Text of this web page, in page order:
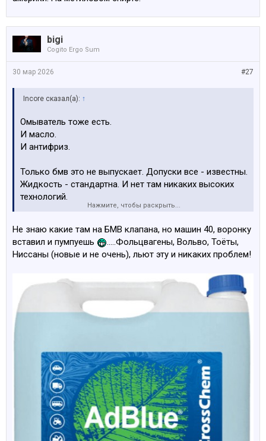
bigi
Cogito Ergo Sum
#27
30 мар 2026
Incore сказал(а): ↑
Омыватель тоже есть.
И масло.
И антифриз.
Только бмв это не выпускает. Допуски все - известны.
Жидкость - стандартна. И нет там никаких высоких
технологий.
будешь как дурак прыгать, там в горловины особый
клапан еще есть.
Нажмите, чтобы раскрыть...
Не знаю какие там на БМВ клапана, но машин 40, воронку
вставил и пумпуешь
.....Фольцвагены, Вольво, Тоёты,
Ниссаны (новые и не очень), льют эту и никаких проблем!